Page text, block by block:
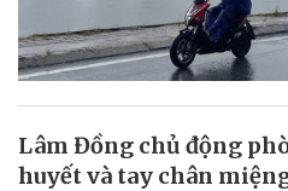
Lâm Đồng chủ động
huyết và tay chân